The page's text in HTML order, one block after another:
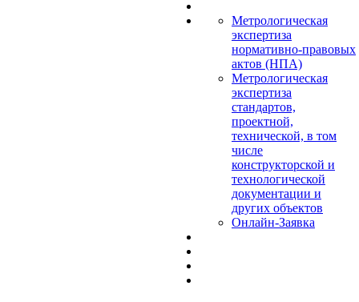
Метрологическая
экспертиза
нормативно-правовых
актов (НПА)
Метрологическая
экспертиза
стандартов,
проектной,
технической, в том
числе
конструкторской и
технологической
документации и
других объектов
Онлайн-Заявка